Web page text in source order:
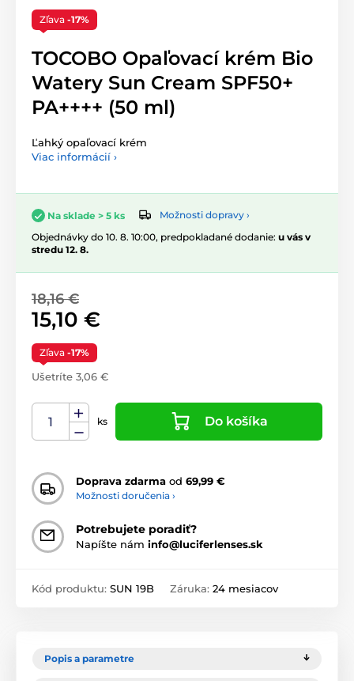
Zľava -17%
TOCOBO Opaľovací krém Bio
Watery Sun Cream SPF50+
PA++++ (50 ml)
Ľahký opaľovací krém
Viac informácií ›
Na sklade > 5 ks
Možnosti dopravy ›
Objednávky do 10. 8. 10:00, predpokladané dodanie: u vás v
stredu 12. 8.
18,16 €
15,10 €
Zľava -17%
Ušetríte 3,06 €
ks Do košíka
Doprava zdarma od 69,99 €
Možnosti doručenia ›
Potrebujete poradiť?
Napíšte nám info@luciferlenses.sk
Kód produktu: SUN 19B Záruka: 24 mesiacov
Popis a parametre